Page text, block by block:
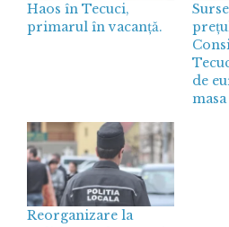
Haos în Tecuci,
primarul în vacanță.
de
Reorganizare la